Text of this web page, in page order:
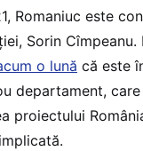
Romaniuc este
Sorin Cîmpeanu.
o lună că este
departament,
proiectului